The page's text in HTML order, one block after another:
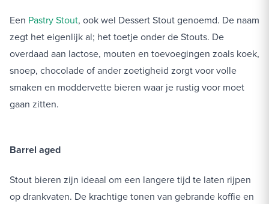
Een Pastry Stout, ook wel Dessert Stout genoemd. De naam
zegt het eigenlijk al; het toetje onder de Stouts. De
overdaad aan lactose, mouten en toevoegingen zoals koek,
snoep, chocolade of ander zoetigheid zorgt voor volle
smaken en moddervette bieren waar je rustig voor moet
gaan zitten.
Barrel aged
Stout bieren zijn ideaal om een langere tijd te laten rijpen
op drankvaten. De krachtige tonen van gebrande koffie en